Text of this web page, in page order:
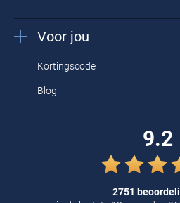
Voor jou
Kortingscode
Blog
9.2
2751